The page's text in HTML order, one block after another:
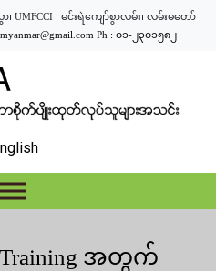
UMFCCI ၊ မင်းရဲကျော်စွာလမ်း၊ လမ်းမတော်
Ph : ၀၁-၂၃၀၁၅၈၂
Training အတွက်